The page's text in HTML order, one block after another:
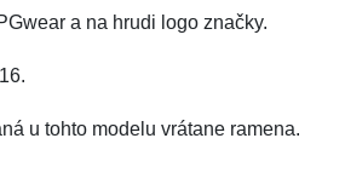
a na hrudi logo značky.
u tohto modelu vrátane ramena.